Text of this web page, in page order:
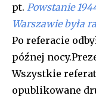
pt. Powstanie
Warszawie była
Po referacie
późnej
Wszystkie
opublikowane